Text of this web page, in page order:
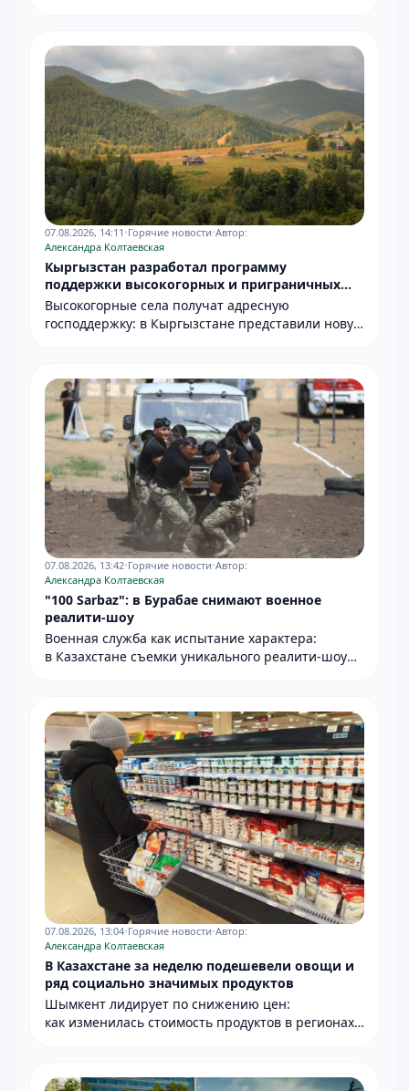
07.08.2026, 14:11 •Горячие новости•Автор:
Александра Колтаевская
Кыргызстан разработал программу
поддержки высокогорных и приграничных
территорий
Высокогорные села получат адресную
господдержку: в Кыргызстане представили новую
07.08.2026, 13:42•Горячие новости•Автор:
Александра Колтаевская
"100 Sarbaz": в Бурабае снимают военное
реалити-шоу
Военная служба как испытание характера:
в Казахстане съемки уникального реалити-шоу
07.08.2026, 13:04•Горячие новости•Автор:
Александра Колтаевская
В Казахстане за неделю подешевели овощи и
ряд социально значимых продуктов
Шымкент лидирует по снижению цен:
как изменилась стоимость продуктов в регионах